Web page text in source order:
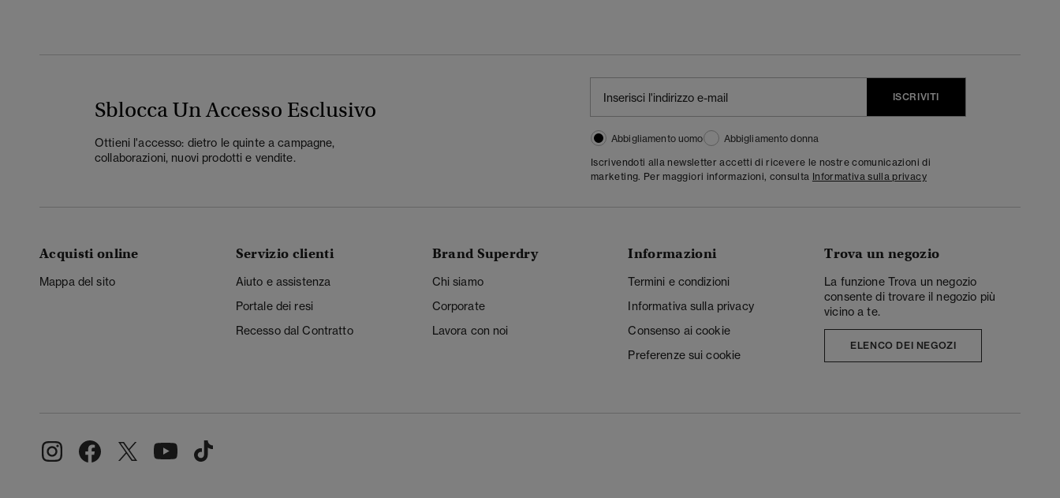
Sblocca Un Accesso Esclusivo
Ottieni l'accesso: dietro le quinte a campagne,
collaborazioni, nuovi prodotti e vendite.
ISCRIVITI
Abbigliamento uomo
Abbigliamento donna
Iscrivendoti alla newsletter accetti di ricevere le nostre comunicazioni di
marketing. Per maggiori informazioni, consulta Informativa sulla privacy
Acquisti online
Mappa del sito
Servizio clienti
Aiuto e assistenza
Portale dei resi
Recesso dal Contratto
Brand Superdry
Chi siamo
Corporate
Lavora con noi
Informazioni
Termini e condizioni
Informativa sulla privacy
Consenso ai cookie
Preferenze sui cookie
Trova un negozio
La funzione Trova un negozio
consente di trovare il negozio più
vicino a te.
ELENCO DEI NEGOZI